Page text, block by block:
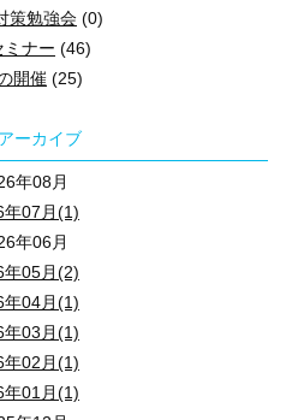
策勉強会 (0)
ミナー (46)
開催 (25)
ーカイブ
年08月
年07月(1)
年06月
年05月(2)
年04月(1)
年03月(1)
年02月(1)
年01月(1)
西営業所
講義スタイルが好評で、
る」との声を多く頂いています。